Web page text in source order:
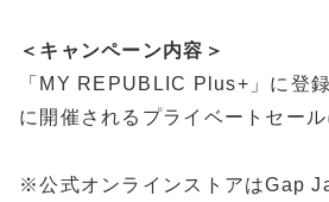
＜キャンペーン内容＞
「MY REPUBLIC Plus+」に登
に開催されるプライベートセール
※公式オンラインストアはGap